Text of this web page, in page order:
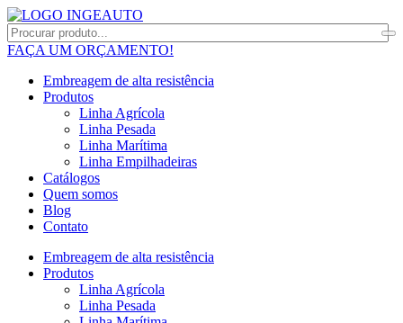
FAÇA UM ORÇAMENTO!
Embreagem de alta resistência
Produtos
Linha Agrícola
Linha Pesada
Linha Marítima
Linha Empilhadeiras
Catálogos
Quem somos
Blog
Contato
Embreagem de alta resistência
Produtos
Linha Agrícola
Linha Pesada